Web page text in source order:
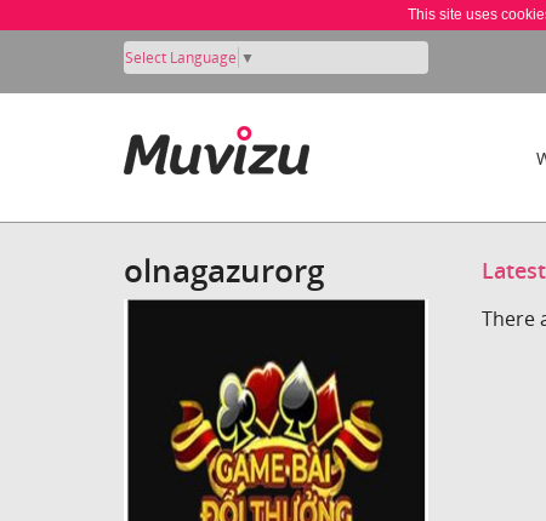
This site uses
Select Language ▼
olnagazurorg Latest
There